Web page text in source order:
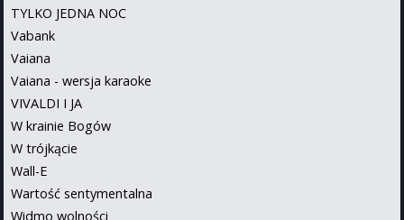
TYLKO JEDNA NOC
Vabank
Vaiana
Vaiana - wersja karaoke
VIVALDI I JA
W krainie Bogów
W trójkącie
Wall-E
Wartość sentymentalna
Widmo wolności